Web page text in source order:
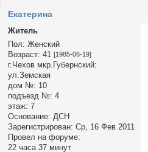
Екатерина
Житель
Пол: Женский
Возраст: 41 [1985-06-19]
г.Чехов мкр.Губернский:
ул.Земская
дом №: 10
подъезд №: 4
этаж: 7
Основание: ДСН
Зарегистрирован: Ср, 16 Фев 2011
Провел на форуме:
22 часа 37 минут